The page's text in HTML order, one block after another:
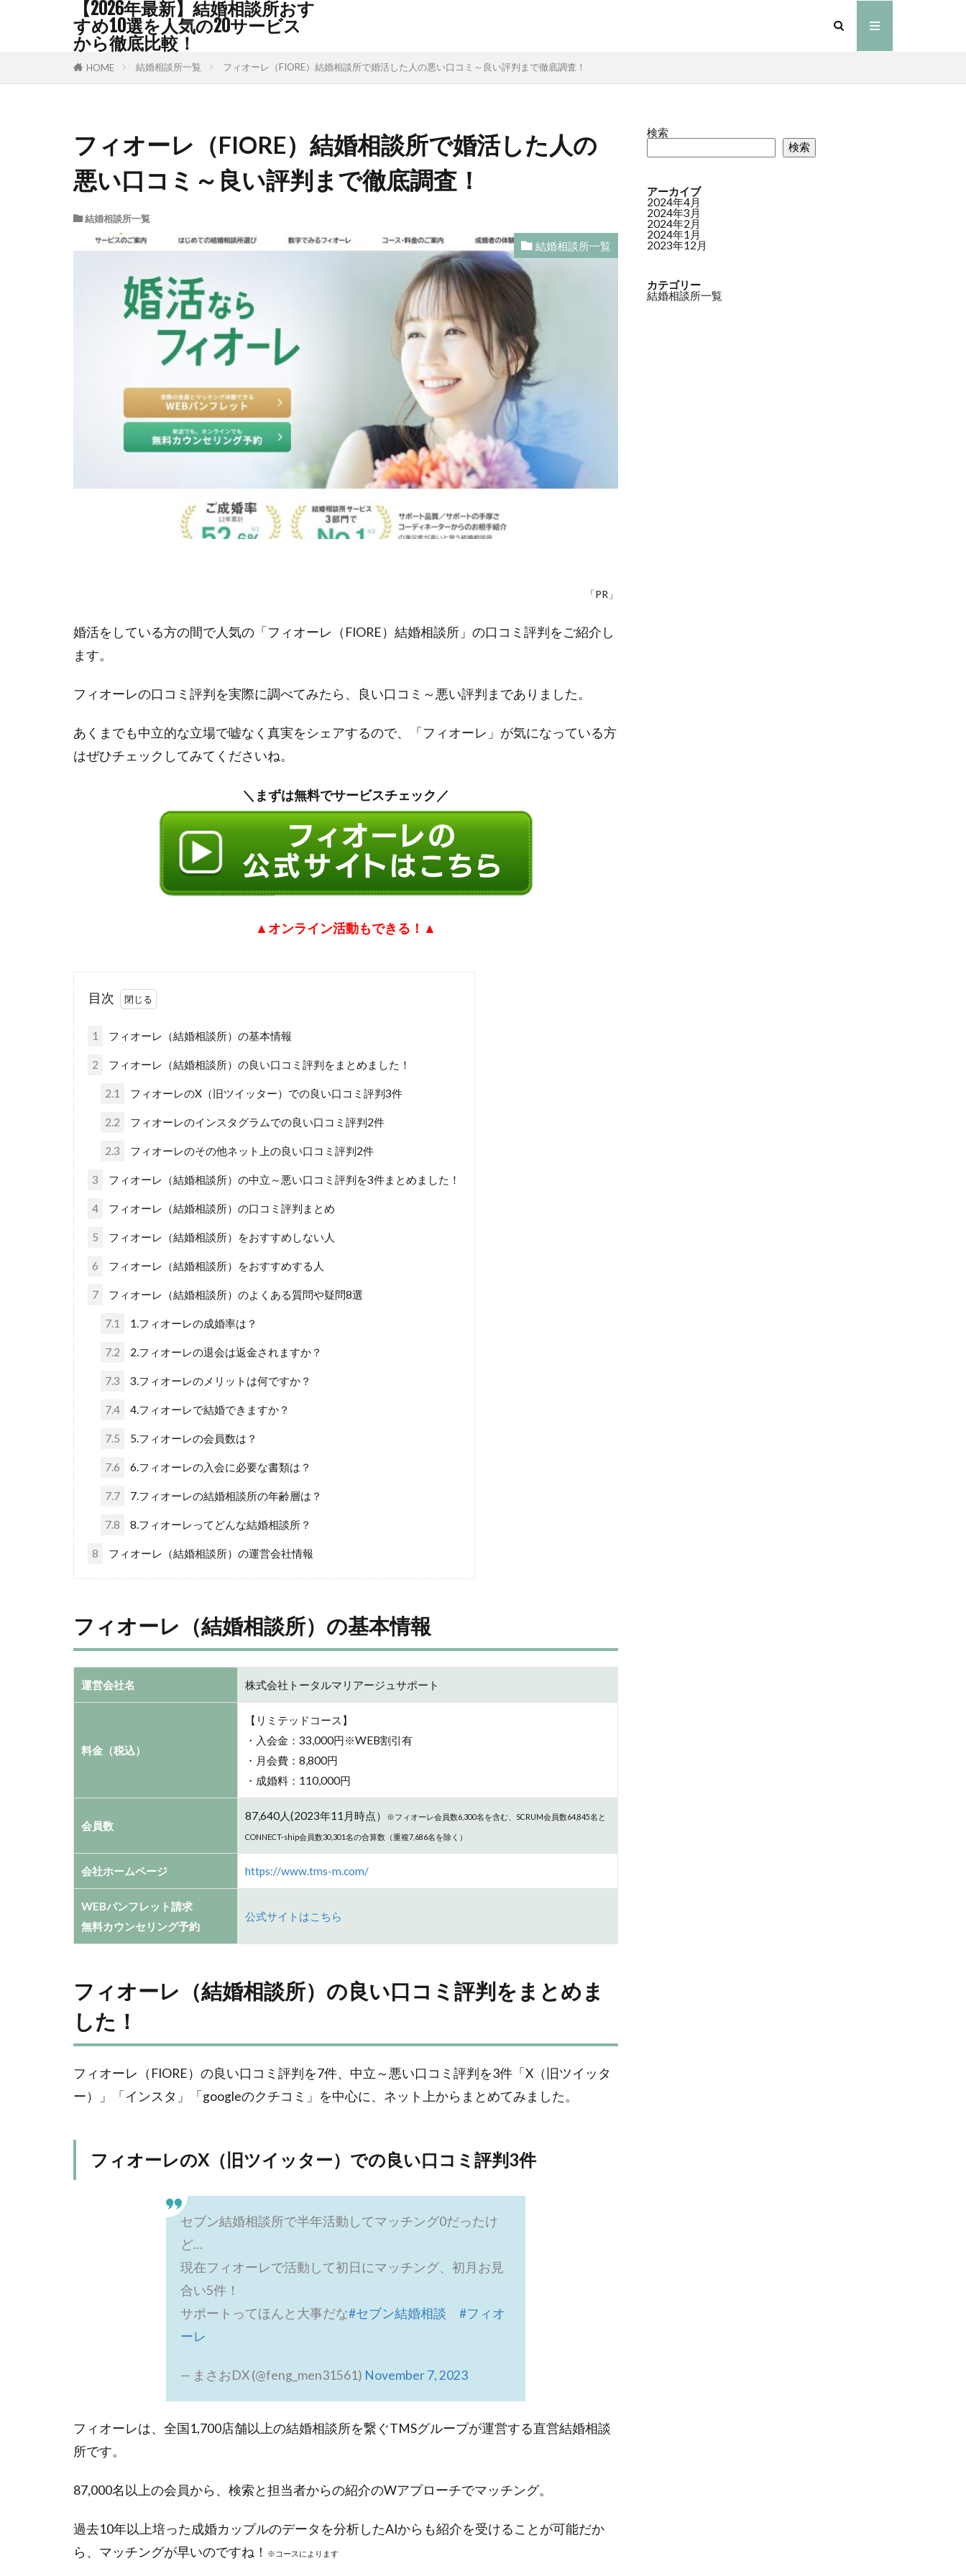
【2026年最新】結婚相談所おす
すめ10選を人気の20サービス
から徹底比較！
HOME 結婚相談所一覧 フィオーレ（FIORE）結婚相談所で婚活した人の悪い口コミ～良い評判まで徹底調査！
フィオーレ（FIORE）結婚相談所で婚活した人の
悪い口コミ～良い評判まで徹底調査！
結婚相談所一覧
結婚相談所一覧
「PR」
婚活をしている方の間で人気の「フィオーレ（FIORE）結婚相談所」の口コミ評判をご紹介し
ます。
フィオーレの口コミ評判を実際に調べてみたら、良い口コミ～悪い評判までありました。
あくまでも中立的な立場で嘘なく真実をシェアするので、「フィオーレ」が気になっている方
はぜひチェックしてみてくださいね。
＼まずは無料でサービスチェック／
▲ オンライン活動もできる！ ▲
目次
1 フィオーレ（結婚相談所）の基本情報
2 フィオーレ（結婚相談所）の良い口コミ評判をまとめました！
2.1 フィオーレのX（旧ツイッター）での良い口コミ評判3件
2.2 フィオーレのインスタグラムでの良い口コミ評判2件
2.3 フィオーレのその他ネット上の良い口コミ評判2件
3 フィオーレ（結婚相談所）の中立～悪い口コミ評判を3件まとめました！
4 フィオーレ（結婚相談所）の口コミ評判まとめ
5 フィオーレ（結婚相談所）をおすすめしない人
6 フィオーレ（結婚相談所）をおすすめする人
7 フィオーレ（結婚相談所）のよくある質問や疑問8選
7.1 1.フィオーレの成婚率は？
7.2 2.フィオーレの退会は返金されますか？
7.3 3.フィオーレのメリットは何ですか？
7.4 4.フィオーレで結婚できますか？
7.5 5.フィオーレの会員数は？
7.6 6.フィオーレの入会に必要な書類は？
7.7 7.フィオーレの結婚相談所の年齢層は？
7.8 8.フィオーレってどんな結婚相談所？
8 フィオーレ（結婚相談所）の運営会社情報
フィオーレ（結婚相談所）の基本情報
運営会社名 株式会社トータルマリアージュサポート
料金（税込）
【リミテッドコース】
・入会金：33,000円※WEB割引有
・月会費：8,800円
・成婚料：110,000円
会員数
87,640人(2023年11月時点） ※フィオーレ会員数6,300名を含む、SCRUM会員数64,845名と
CONNECT-ship会員数30,301名の合算数（重複7,686名を除く）
会社ホームページ https://www.tms-m.com/
WEBパンフレット請求
無料カウンセリング予約
公式サイトはこちら
フィオーレ（結婚相談所）の良い口コミ評判をまとめま
した！
フィオーレ（FIORE）の良い口コミ評判を7件、中立～悪い口コミ評判を3件「X（旧ツイッタ
ー）」「インスタ」「googleのクチコミ」を中心に、ネット上からまとめてみました。
フィオーレのX（旧ツイッター）での良い口コミ評判3件
セブン結婚相談所で半年活動してマッチング0だったけ
ど…
現在フィオーレで活動して初日にマッチング、初月お見
合い5件！
サポートってほんと大事だな#セブン結婚相談
#フィオ
ーレ
— まさおDX (@feng_men31561) November 7, 2023
フィオーレは、全国1,700店舗以上の結婚相談所を繋ぐTMSグループが運営する直営結婚相談
所です。
87,000名以上の会員から、検索と担当者からの紹介のWアプローチでマッチング。
過去10年以上培った成婚カップルのデータを分析したAIからも紹介を受けることが可能だか
ら、マッチングが早いのですね！
※コースによります
検索
検索
アーカイブ
2024年4月
2024年3月
2024年2月
2024年1月
2023年12月
カテゴリー
結婚相談所一覧